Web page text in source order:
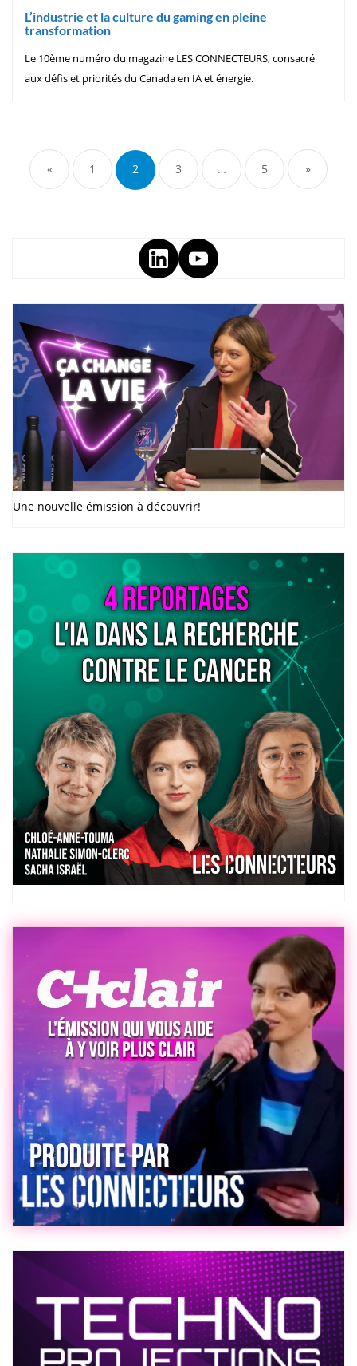
L’industrie et la culture du gaming en pleine
transformation
Le 10ème numéro du magazine LES CONNECTEURS, consacré
aux défis et priorités du Canada en IA et énergie.
« 1 2 3 … 5 »
Une nouvelle émission à découvrir!